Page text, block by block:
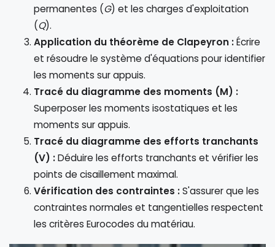
permanentes (G) et les charges d'exploitation
(Q).
Application du théorème de Clapeyron :Écrire
et résoudre le système d'équations pour identifier
les moments sur appuis.
Tracé du diagramme des moments (M) :
Superposer les moments isostatiques et les
moments sur appuis.
Tracé du diagramme des efforts tranchants
(V) :Déduire les efforts tranchants et vérifier les
points de cisaillement maximal.
Vérification des contraintes :S'assurer que les
contraintes normales et tangentielles respectent
les critères Eurocodes du matériau.